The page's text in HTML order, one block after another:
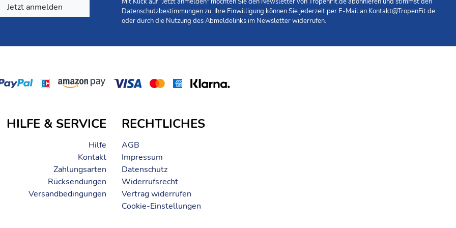
Jetzt anmelden
Datenschutzbestimmungenzu. Ihre Einwilligung können Sie jederzeit per E-Mail an Kontakt@TropenFit.de
oder durch die Nutzung des Abmeldelinks im Newsletter widerrufen.
HILFE & SERVICE
Hilfe
Kontakt
Zahlungsarten
Rücksendungen
Versandbedingungen
RECHTLICHES
AGB
Impressum
Datenschutz
Widerrufsrecht
Vertrag widerrufen
Cookie-Einstellungen